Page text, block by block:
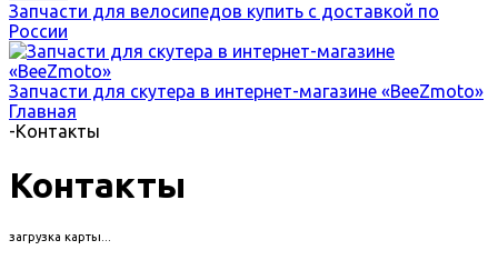
Запчасти для велосипедов купить с доставкой по
России
Запчасти для скутера в интернет-магазине «BeeZmoto»
Главная
-Контакты
Контакты
загрузка карты...